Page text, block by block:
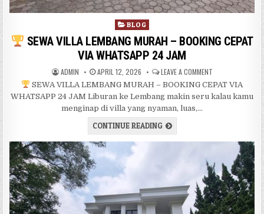
Posted in
BLOG
SEWA VILLA LEMBANG MURAH – BOOKING CEPAT
VIA WHATSAPP 24 JAM
AUTHOR:
ADMIN PUBLISHED DATE:
APRIL 12, 2026 LEAVE A COMMENTON SEWA
SEWA VILLA LEMBANG MURAH – BOOKING CEPAT VIA
WHATSAPP 24 JAM Liburan ke Lembang makin seru kalau kamu
menginap di villa yang nyaman, luas,…
CONTINUE READING SEWA VILLA LEMBANG